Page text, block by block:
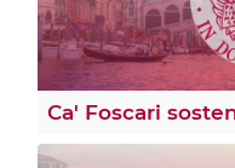
Ca' Foscari